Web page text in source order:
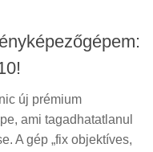
új prémium
ami tagadhatatlanul
A gép „fix objektíves,